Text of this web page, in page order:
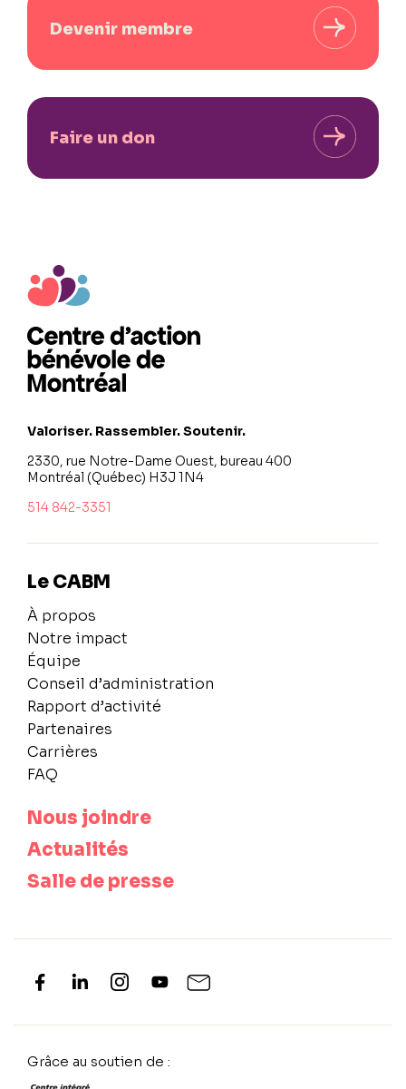
Devenir membre
Faire un don
Valoriser. Rassembler. Soutenir.
2330, rue Notre-Dame Ouest, bureau 400
Montréal (Québec) H3J 1N4
514 842-3351
Le CABM
À propos
Notre impact
Équipe
Conseil d’administration
Rapport d’activité
Partenaires
Carrières
FAQ
Nous joindre
Actualités
Salle de presse
Grâce au soutien de :